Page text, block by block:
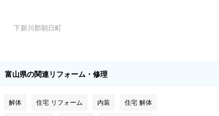
下新川郡朝日町
富山県の関連リフォーム・修理
解体 住宅 リフォーム 内装 住宅 解体